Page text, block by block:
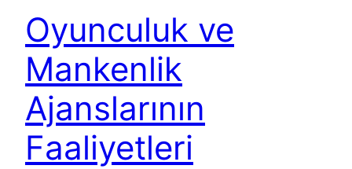
Oyunculuk ve
Mankenlik
Ajanslarının
Faaliyetleri